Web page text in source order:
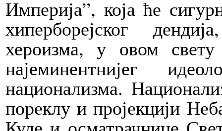
Империја”, која ће
хиперборејског
хероизма, у овом свету
најеминентнијег
национализма.
пореклу и пројекцији